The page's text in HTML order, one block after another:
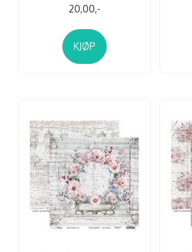
20,00,-
KJØP